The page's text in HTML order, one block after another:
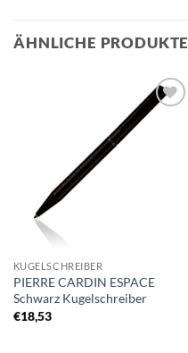
ÄHNLICHE PRODUKTE
Auf die
KUGELSCHREIBER
PIERRE CARDIN ESPACE
Schwarz Kugelschreiber
€18,53